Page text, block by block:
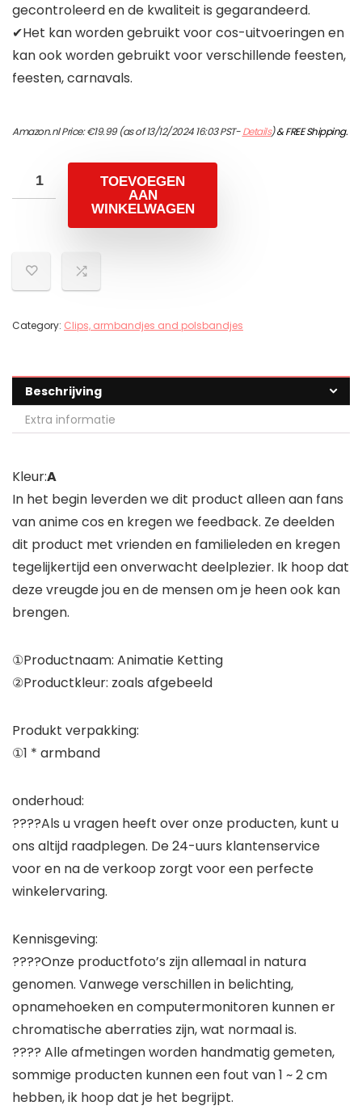
gecontroleerd en de kwaliteit is gegarandeerd.
✔Het kan worden gebruikt voor cos-uitvoeringen en
kan ook worden gebruikt voor verschillende feesten,
feesten, carnavals.
Amazon.nl Price:€19.99(as of 13/12/2024 16:03 PST-Details)&FREE Shipping.
TOEVOEGEN
AAN
WINKELWAGEN
Category: Clips, armbandjes and polsbandjes
Beschrijving
Extra informatie
Kleur:A
In het begin leverden we dit product alleen aan fans
van anime cos en kregen we feedback. Ze deelden
dit product met vrienden en familieleden en kregen
tegelijkertijd een onverwacht deelplezier. Ik hoop dat
deze vreugde jou en de mensen om je heen ook kan
brengen.
①Productnaam: Animatie Ketting
②Productkleur: zoals afgebeeld
Produkt verpakking:
①1 * armband
onderhoud:
????Als u vragen heeft over onze producten, kunt u
ons altijd raadplegen. De 24-uurs klantenservice
voor en na de verkoop zorgt voor een perfecte
winkelervaring.
Kennisgeving:
????Onze productfoto’s zijn allemaal in natura
genomen. Vanwege verschillen in belichting,
opnamehoeken en computermonitoren kunnen er
chromatische aberraties zijn, wat normaal is.
???? Alle afmetingen worden handmatig gemeten,
sommige producten kunnen een fout van 1 ~ 2 cm
hebben, ik hoop dat je het begrijpt.